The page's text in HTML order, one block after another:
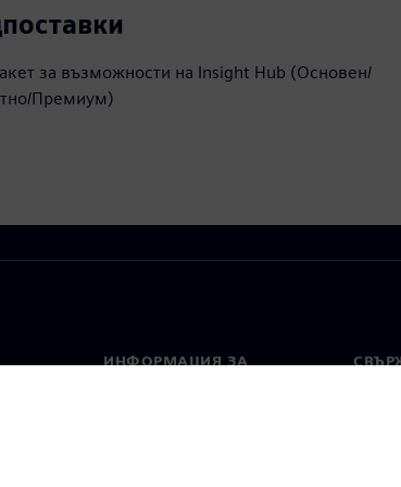
за възможности на Insight Hub (Основен/
Премиум)
ИНФОРМАЦИЯ ЗА